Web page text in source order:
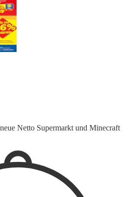
Netto Supermarkt und Minecraft